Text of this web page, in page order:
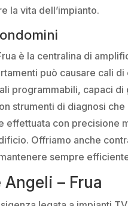
la vita dell’impianto.
è la centralina di
può causare cali
programmabili, capaci
strumenti di diagnosi
con precisione
Offriamo anche
sempre
– Frua